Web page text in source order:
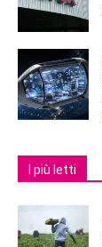
I più letti